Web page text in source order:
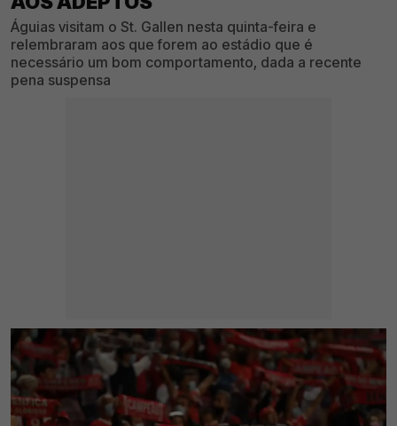
Águias visitam o St. Gallen nesta quinta-feira e
relembraram aos que forem ao estádio que é
necessário um bom comportamento, dada a recente
pena suspensa